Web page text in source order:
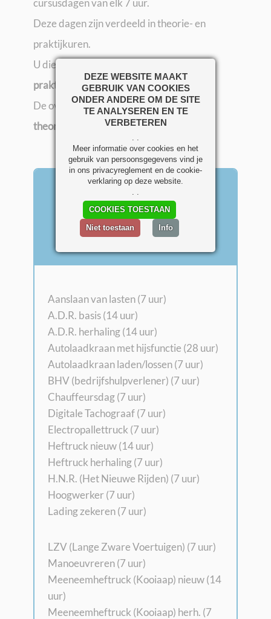
cursusdagen van elk 7 uur.
Deze dagen zijn verdeeld in theorie- en
praktijkuren.
U dient hiervan minimaal 1 dag (7 uur)
praktijknascholingte volgen.
De overige nascholingsuren mogen
theoretische urenzijn.
Een greep uit ons
cursusaanbod t.b.v.
code 95:
Aanslaan van lasten (7 uur)
A.D.R. basis (14 uur)
A.D.R. herhaling (14 uur)
Autolaadkraan met hijsfunctie (28 uur)
Autolaadkraan laden/lossen (7 uur)
BHV (bedrijfshulpverlener) (7 uur)
Chauffeursdag (7 uur)
Digitale Tachograaf (7 uur)
Electropallettruck (7 uur)
Heftruck nieuw (14 uur)
Heftruck herhaling (7 uur)
H.N.R. (Het Nieuwe Rijden) (7 uur)
Hoogwerker (7 uur)
Lading zekeren (7 uur)
LZV (Lange Zware Voertuigen) (7 uur)
Manoeuvreren (7 uur)
Meeneemheftruck (Kooiaap) nieuw (14
uur)
Meeneemheftruck (Kooiaap) herh. (7
DEZE WEBSITE MAAKT
GEBRUIK VAN COOKIES
ONDER ANDERE OM DE SITE
TE ANALYSEREN EN TE
VERBETEREN
. .
Meer informatie over cookies en het
gebruik van persoonsgegevens vind je
in ons privacyreglement en de cookie-
verklaring op deze website.
. .
COOKIES TOESTAAN
Niet toestaan
Info